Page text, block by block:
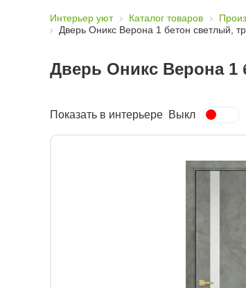
Интерьер уют Каталог товаров
Дверь Оникс Верона 1 бетон светлый,
Дверь Оникс Верона 1
Показать в интерьере Выкл